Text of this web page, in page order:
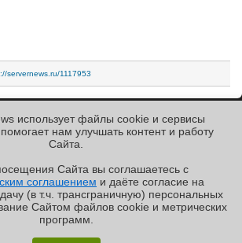
✖
servernews.ru/1117953
использует файлы cookie и сервисы
нам улучшать контент и работу
Cайта.
Cайта вы соглашаетесь с
соглашением и даёте согласие на
(в т.ч. трансграничную) персональных
Cайтом файлов cookie и метрических
программ.